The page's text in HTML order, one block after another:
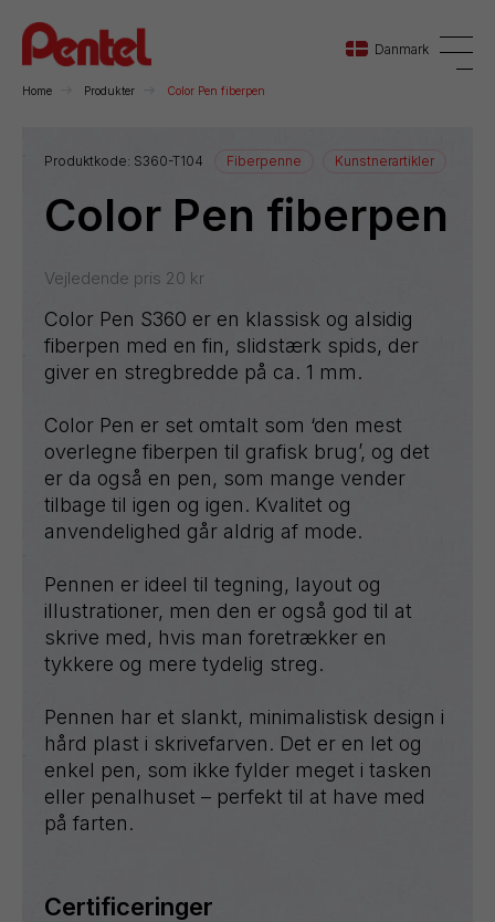
Danmark
Danmark
Sverige
Home Produkter Color Pen fiberpen
Produktkode: S360-T104 Fiberpenne Kunstnerartikler
Color Pen fiberpen
Vejledende pris 20 kr
Color Pen S360 er en klassisk og alsidig
fiberpen med en fin, slidstærk spids, der
giver en stregbredde på ca. 1 mm.
Color Pen er set omtalt som ‘den mest
overlegne fiberpen til grafisk brug’, og det
er da også en pen, som mange vender
tilbage til igen og igen. Kvalitet og
anvendelighed går aldrig af mode.
Pennen er ideel til tegning, layout og
illustrationer, men den er også god til at
skrive med, hvis man foretrækker en
tykkere og mere tydelig streg.
Pennen har et slankt, minimalistisk design i
hård plast i skrivefarven. Det er en let og
enkel pen, som ikke fylder meget i tasken
eller penalhuset – perfekt til at have med
på farten.
Certificeringer